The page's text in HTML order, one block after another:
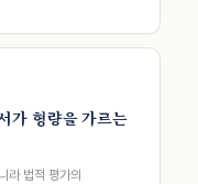
가 형량을 가르는
라 법적 평가의